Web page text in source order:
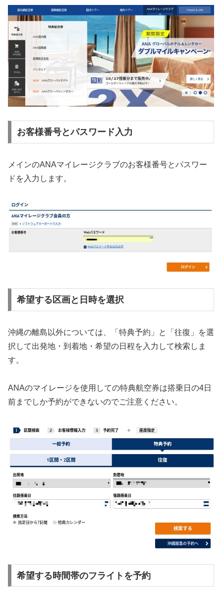
お客様番号とパスワード入力
メインのANAマイレージクラブのお客様番号とパスワー
ドを入力します。
希望する区画と日時を選択
沖縄の離島以外については、「特典予約」と「往復」を選
択して出発地・到着地・希望の日程を入力して検索しま
す。
ANAのマイレージを使用しての特典航空券は搭乗日の4日
前までしか予約ができないのでご注意ください。
希望する時間帯のフライトを予約